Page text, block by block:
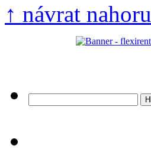
↑ návrat nahoru